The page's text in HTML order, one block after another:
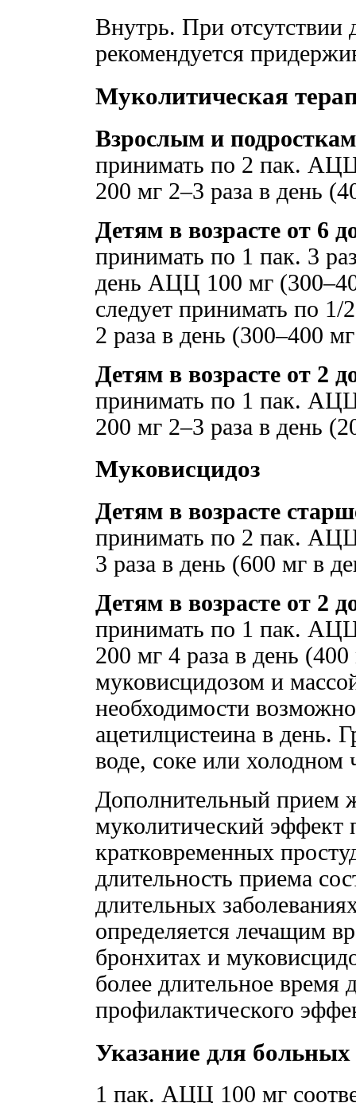
Внутрь. При отсутствии
рекомендуется
Муколитическая
Взрослым и
принимать по 2 пак.
200 мг 2–3 раза в день
Детям в возрасте от 6
принимать по 1 пак. 3
день АЦЦ 100 мг
следует принимать по 1/
2 раза в день (300–400
Детям в возрасте от 2
принимать по 1 пак.
200 мг 2–3 раза в день
Муковисцидоз
Детям в возрасте
принимать по 2 пак.
3 раза в день (600 мг в
Детям в возрасте от 2
принимать по 1 пак.
200 мг 4 раза в день
муковисцидозом и
необходимости
ацетилцистеина в день.
воде, соке или
Дополнительный прием
муколитический эффект
кратковременных
длительность приема
длительных
определяется лечащим
бронхитах и
более длительное время
профилактического
Указание для
1 пак. АЦЦ 100 мг